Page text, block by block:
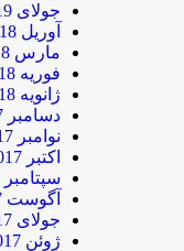
جولای 2019
آوریل 2018
مارس 2018
فوریه 2018
ژانویه 2018
دسامبر 2017
نوامبر 2017
اکتبر 2017
سپتامبر 2017
آگوست 2017
جولای 2017
ژوئن 2017